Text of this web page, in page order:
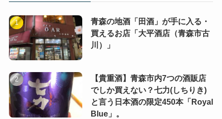
青森の地酒「田酒」が手に入る・
買えるお店「大平酒店（青森市古
川）」
【貴重酒】青森市内7つの酒販店
でしか買えない？七力(しちりき)
と言う日本酒の限定450本「Royal
Blue」。